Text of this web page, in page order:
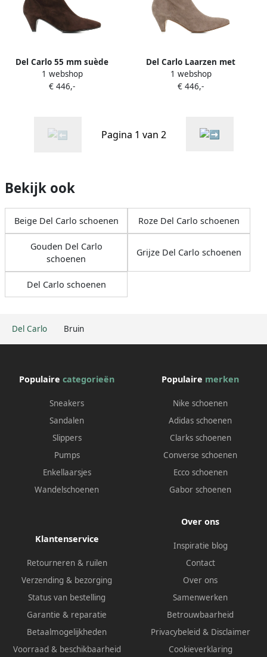
Del Carlo Bruin
Del Carlo 55 mm suède
laarzen met puntige neus
Bruin
1 webshop
€ 446,-
Del Carlo Laarzen met
puntige neus Bruin
1 webshop
€ 446,-
Pagina 1 van 2
Bekijk ook
Beige Del Carlo schoenen Roze Del Carlo schoenen
Gouden Del Carlo
schoenen
Grijze Del Carlo schoenen
Del Carlo schoenen
Populaire categorieën
Sneakers
Sandalen
Slippers
Pumps
Enkellaarsjes
Wandelschoenen
Populaire merken
Nike schoenen
Adidas schoenen
Clarks schoenen
Converse schoenen
Ecco schoenen
Gabor schoenen
Klantenservice
Retourneren & ruilen
Verzending & bezorging
Status van bestelling
Garantie & reparatie
Betaalmogelijkheden
Voorraad & beschikbaarheid
Over ons
Inspiratie blog
Contact
Over ons
Samenwerken
Betrouwbaarheid
Privacybeleid & Disclaimer
Cookieverklaring